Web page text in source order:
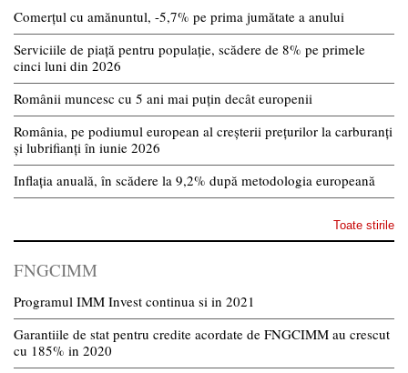
Comerțul cu amănuntul, -5,7% pe prima jumătate a anului
Serviciile de piață pentru populație, scădere de 8% pe primele
cinci luni din 2026
Românii muncesc cu 5 ani mai puțin decât europenii
România, pe podiumul european al creșterii prețurilor la carburanți
și lubrifianți în iunie 2026
Inflația anuală, în scădere la 9,2% după metodologia europeană
Toate stirile
FNGCIMM
Programul IMM Invest continua si in 2021
Garantiile de stat pentru credite acordate de FNGCIMM au crescut
cu 185% in 2020